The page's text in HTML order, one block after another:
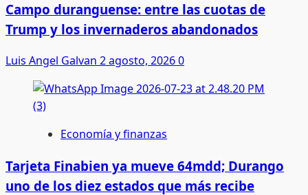
Campo duranguense: entre las cuotas de
Trump y los invernaderos abandonados
Luis Angel Galvan 2 agosto, 20260
Economía y finanzas
Tarjeta Finabien ya mueve 64mdd; Durango
uno de los diez estados que más recibe